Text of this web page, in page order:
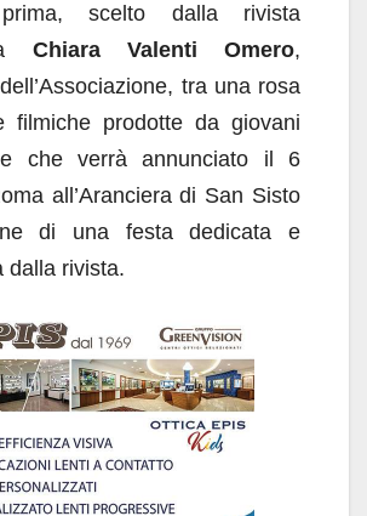
scelto dalla rivista
Chiara Valenti Omero,
tra una rosa
filmiche prodotte da giovani
e che verrà annunciato il 6
all’Aranciera di San Sisto
di una festa dedicata e
dalla rivista.